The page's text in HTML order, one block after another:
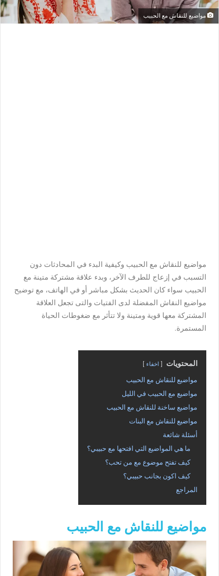
مواضيع للنقاش مع الحبيب
مواضيع للنقاش مع الحبيب وكيفية البدء في المحادثات دون
التسبب في إزعاج للطرف الآخر، وبدء علاقة مشتركة متينة مع
الحبيب سواء كان الحديث بشكل مباشر أو في الهاتف، مع توضيح
مواضيع النقاش المفضلة لدى الفتيات والتى تجعل العلاقة
المشتركة معها قوية ومتينة ولا تتأثر مع ضغوطات الحياة
المستمرة.
المحتويات اخفاء
مواضيع للنقاش مع الحبيب
مواضيع مع الحبيب في الليل
مواضيع ساخنة للنقاش مع الحبيب
مواضيع للنقاش مع البنات
أسئلة شائعة
ما هي المواضيع التي افتحها مع حبيبي؟
كيف تفتح موضوع مع من تحب؟
كيف اكون بجانب حبيبي؟
المراجع
مواضيع للنقاش مع الحبيب